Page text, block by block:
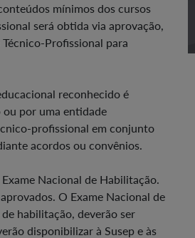
mínimos dos cursos
será obtida via aprovação,
Profissional para
reconhecido é
por uma entidade
profissional em conjunto
acordos ou convênios.
Nacional de Habilitação.
O Exame Nacional de
habilitação, deverão ser
disponibilizar à Susep e às